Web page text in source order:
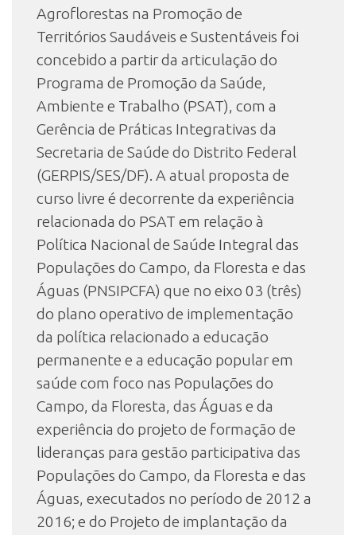
Agroflorestas na Promoção de
Territórios Saudáveis e Sustentáveis foi
concebido a partir da articulação do
Programa de Promoção da Saúde,
Ambiente e Trabalho (PSAT), com a
Gerência de Práticas Integrativas da
Secretaria de Saúde do Distrito Federal
(GERPIS/SES/DF). A atual proposta de
curso livre é decorrente da experiência
relacionada do PSAT em relação à
Política Nacional de Saúde Integral das
Populações do Campo, da Floresta e das
Águas (PNSIPCFA) que no eixo 03 (três)
do plano operativo de implementação
da política relacionado a educação
permanente e a educação popular em
saúde com foco nas Populações do
Campo, da Floresta, das Águas e da
experiência do projeto de formação de
lideranças para gestão participativa das
Populações do Campo, da Floresta e das
Águas, executados no período de 2012 a
2016; e do Projeto de implantação da